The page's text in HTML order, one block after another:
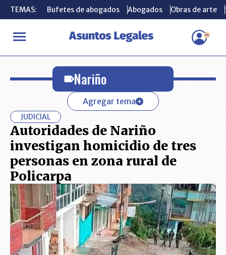
TEMAS: Bufetes de abogados Abogados Obras de arte
INICIO Nariño
TEMAS: Bufetes de abogados Abogados Obras de arte
Nariño
Agregar tema
JUDICIAL
Autoridades de Nariño
investigan homicidio de tres
personas en zona rural de
Policarpa